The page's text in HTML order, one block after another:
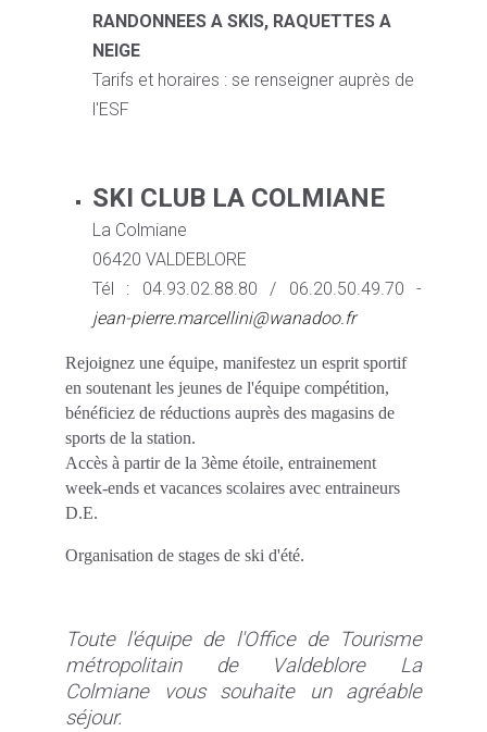
RANDONNEES A SKIS, RAQUETTES A
NEIGE
Tarifs et horaires : se renseigner auprès de
l'ESF
SKI CLUB LA COLMIANE
La Colmiane
06420 VALDEBLORE
Tél : 04.93.02.88.80 / 06.20.50.49.70 -
jean-pierre.marcellini@wanadoo.fr
Rejoignez une équipe, manifestez un esprit sportif
en soutenant les jeunes de l'équipe compétition,
bénéficiez de réductions auprès des magasins de
sports de la station.
Accès à partir de la 3ème étoile, entrainement
week-ends et vacances scolaires avec entraineurs
D.E.
Organisation de stages de ski d'été.
Toute l'équipe de l'Office de Tourisme
métropolitain de Valdeblore La
Colmiane vous souhaite un agréable
séjour.